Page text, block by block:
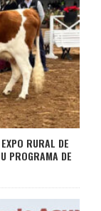
RURAL DE
PROGRAMA DE